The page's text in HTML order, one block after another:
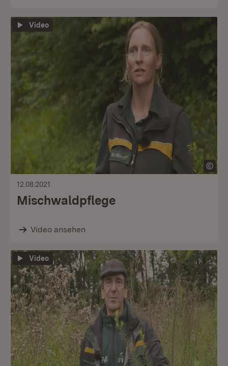
Video
12.08.2021
Mischwaldpflege
Video ansehen
Video